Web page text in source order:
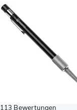
113 Bewertungen